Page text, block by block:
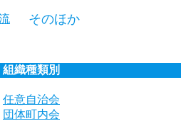
そのほか
組織種類別
任意
団体
自治会
町内会